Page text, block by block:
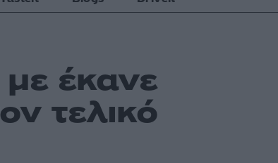
έκανε
τελικό